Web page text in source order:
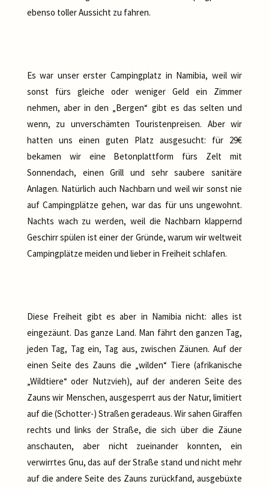
ebenso toller Aussicht zu fahren.
Es war unser erster Campingplatz in Namibia, weil wir
sonst fürs gleiche oder weniger Geld ein Zimmer
nehmen, aber in den „Bergen“ gibt es das selten und
wenn, zu unverschämten Touristenpreisen. Aber wir
hatten uns einen guten Platz ausgesucht: für 29€
bekamen wir eine Betonplattform fürs Zelt mit
Sonnendach, einen Grill und sehr saubere sanitäre
Anlagen. Natürlich auch Nachbarn und weil wir sonst nie
auf Campingplätze gehen, war das für uns ungewohnt.
Nachts wach zu werden, weil die Nachbarn klappernd
Geschirr spülen ist einer der Gründe, warum wir weltweit
Campingplätze meiden und lieber in Freiheit schlafen.
Diese Freiheit gibt es aber in Namibia nicht: alles ist
eingezäunt. Das ganze Land. Man fährt den ganzen Tag,
jeden Tag, Tag ein, Tag aus, zwischen Zäunen. Auf der
einen Seite des Zauns die „wilden“ Tiere (afrikanische
„Wildtiere“ oder Nutzvieh), auf der anderen Seite des
Zauns wir Menschen, ausgesperrt aus der Natur, limitiert
auf die (Schotter-) Straßen geradeaus. Wir sahen Giraffen
rechts und links der Straße, die sich über die Zäune
anschauten, aber nicht zueinander konnten, ein
verwirrtes Gnu, das auf der Straße stand und nicht mehr
auf die andere Seite des Zauns zurückfand, ausgebüxte